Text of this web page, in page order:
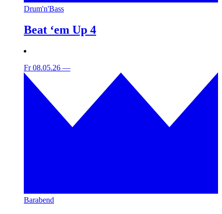
Drum'n'Bass
Beat ‘em Up 4
Fr 08.05.26 —
Barabend